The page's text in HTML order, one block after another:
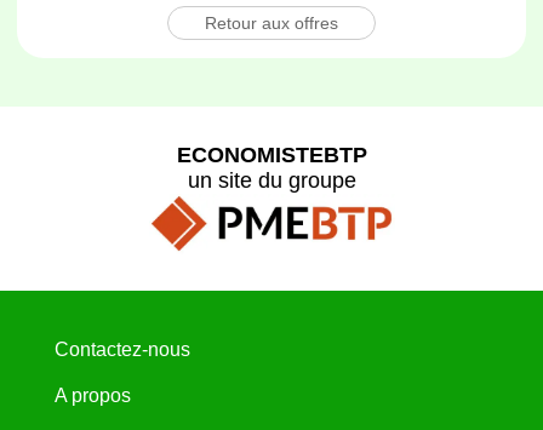
Retour aux offres
ECONOMISTEBTP
un site du groupe
Contactez-nous
A propos